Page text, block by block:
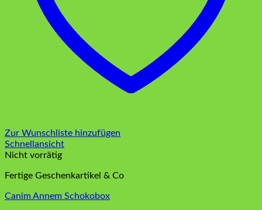
Zur Wunschliste hinzufügen
Schnellansicht
Nicht vorrätig
Fertige Geschenkartikel & Co
Canim Annem Schokobox